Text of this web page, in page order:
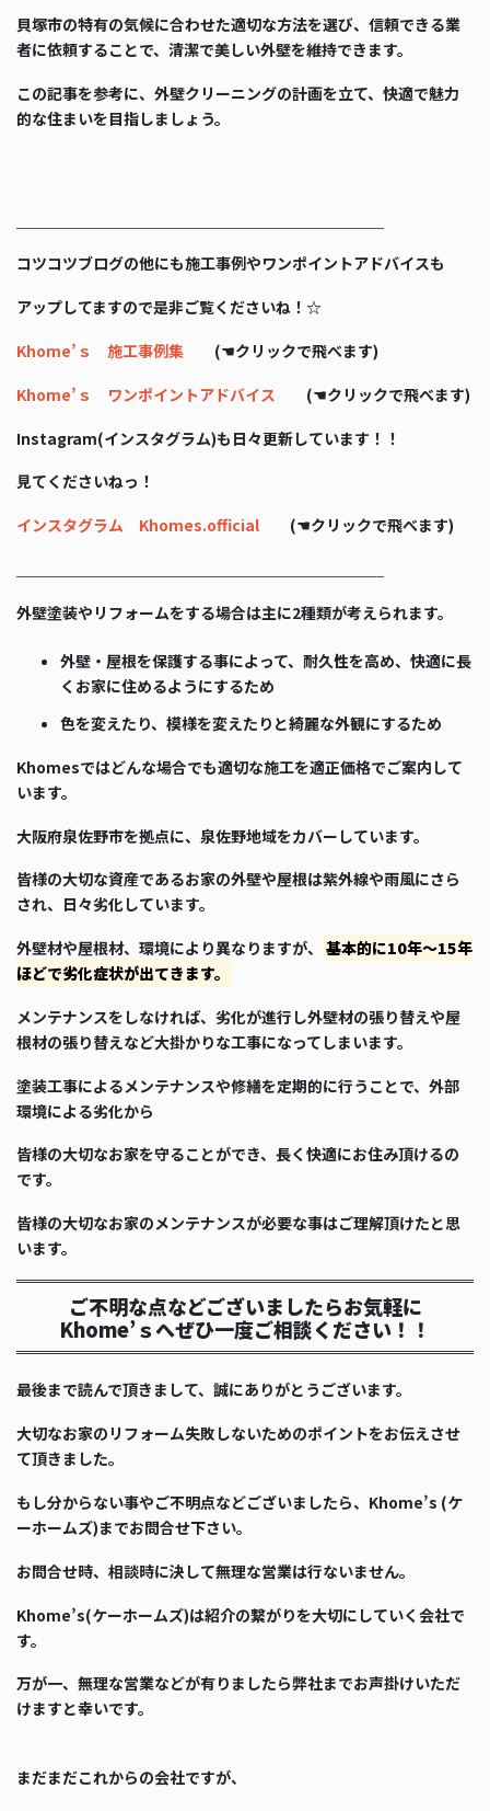
貝塚市の特有の気候に合わせた適切な方法を選び、信頼できる業
者に依頼することで、清潔で美しい外壁を維持できます。
この記事を参考に、外壁クリーニングの計画を立て、快適で魅力
的な住まいを目指しましょう。
コツコツブログの他にも施工事例やワンポイントアドバイスも
アップしてますので是非ご覧くださいね！☆
Khome’ｓ 施工事例集 (☚クリックで飛べます)
Khome’ｓ ワンポイントアドバイス (☚クリックで飛べます)
Instagram(インスタグラム)も日々更新しています！！
見てくださいねっ！
インスタグラム Khomes.official (☚クリックで飛べます)
外壁塗装やリフォームをする場合は主に2種類が考えられます。
外壁・屋根を保護する事によって、耐久性を高め、快適に長
くお家に住めるようにするため
色を変えたり、模様を変えたりと綺麗な外観にするため
Khomesではどんな場合でも適切な施工を適正価格でご案内して
います。
大阪府泉佐野市を拠点に、泉佐野地域をカバーしています。
皆様の大切な資産であるお家の外壁や屋根は紫外線や雨風にさら
され、日々劣化しています。
外壁材や屋根材、環境により異なりますが、 基本的に10年～15年
ほどで劣化症状が出てきます。
メンテナンスをしなければ、劣化が進行し外壁材の張り替えや屋
根材の張り替えなど大掛かりな工事になってしまいます。
塗装工事によるメンテナンスや修繕を定期的に行うことで、外部
環境による劣化から
皆様の大切なお家を守ることができ、長く快適にお住み頂けるの
です。
皆様の大切なお家のメンテナンスが必要な事はご理解頂けたと思
います。
ご不明な点などございましたらお気軽に
Khome’ｓへぜひ一度ご相談ください！！
最後まで読んで頂きまして、誠にありがとうございます。
大切なお家のリフォーム失敗しないためのポイントをお伝えさせ
て頂きました。
もし分からない事やご不明点などございましたら、Khome’s (ケ
ーホームズ)までお問合せ下さい。
お問合せ時、相談時に決して無理な営業は行ないません。
Khome’s(ケーホームズ)は紹介の繋がりを大切にしていく会社で
す。
万が一、無理な営業などが有りましたら弊社までお声掛けいただ
けますと幸いです。
まだまだこれからの会社ですが、